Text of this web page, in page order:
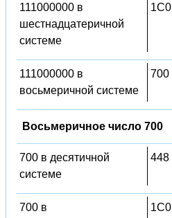
111000000 в
шестнадцатеричной
системе
1C0
111000000 в
восьмеричной системе
700
Восьмеричное число 700
700 в десятичной
системе
448
700 в
1C0